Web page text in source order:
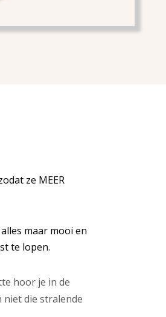
ze MEER
maar mooi en
te lopen.
hoor je in de
die stralende